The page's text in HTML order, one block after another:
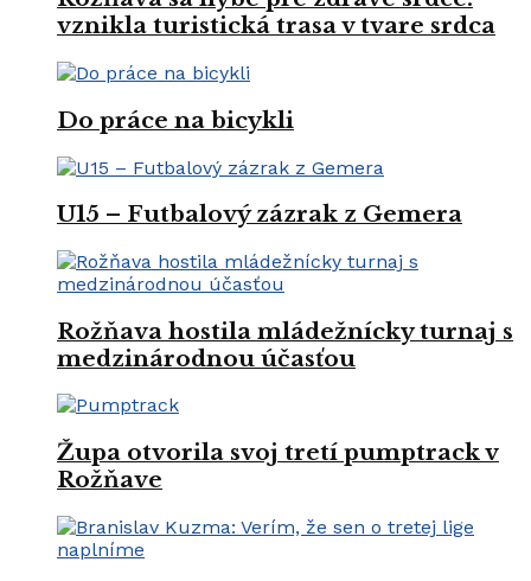
vznikla turistická trasa v tvare srdca
Do práce na bicykli
U15 – Futbalový zázrak z Gemera
Rožňava hostila mládežnícky turnaj s
medzinárodnou účasťou
Župa otvorila svoj tretí pumptrack v
Rožňave